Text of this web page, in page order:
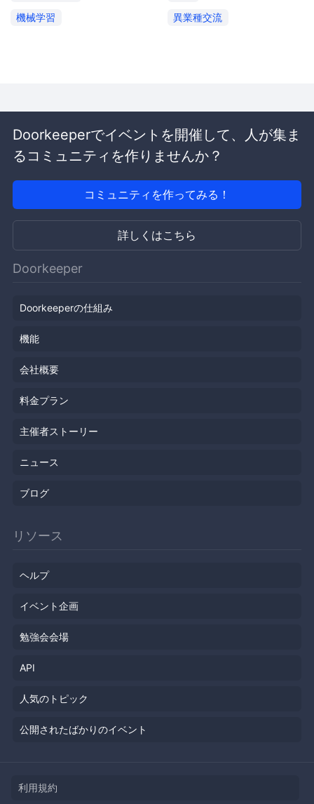
機械学習
異業種交流
Doorkeeperでイベントを開催して、人が集ま
るコミュニティを作りませんか？
コミュニティを作ってみる！
詳しくはこちら
Doorkeeper
Doorkeeperの仕組み
機能
会社概要
料金プラン
主催者ストーリー
ニュース
ブログ
リソース
ヘルプ
イベント企画
勉強会会場
API
人気のトピック
公開されたばかりのイベント
利用規約